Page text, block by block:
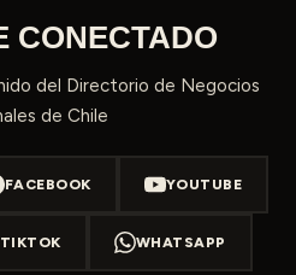
CONECTADO
del Directorio de Negocios
de Chile
FACEBOOK YOUTUBE
TIKTOK WHATSAPP